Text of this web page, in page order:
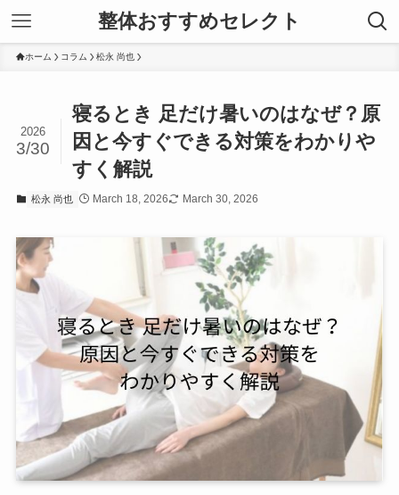
整体おすすめセレクト
ホーム コラム 松永 尚也
寝るとき 足だけ暑いのはなぜ？原
因と今すぐできる対策をわかりや
すく解説
2026
3/30
松永 尚也 March 18, 2026 March 30, 2026